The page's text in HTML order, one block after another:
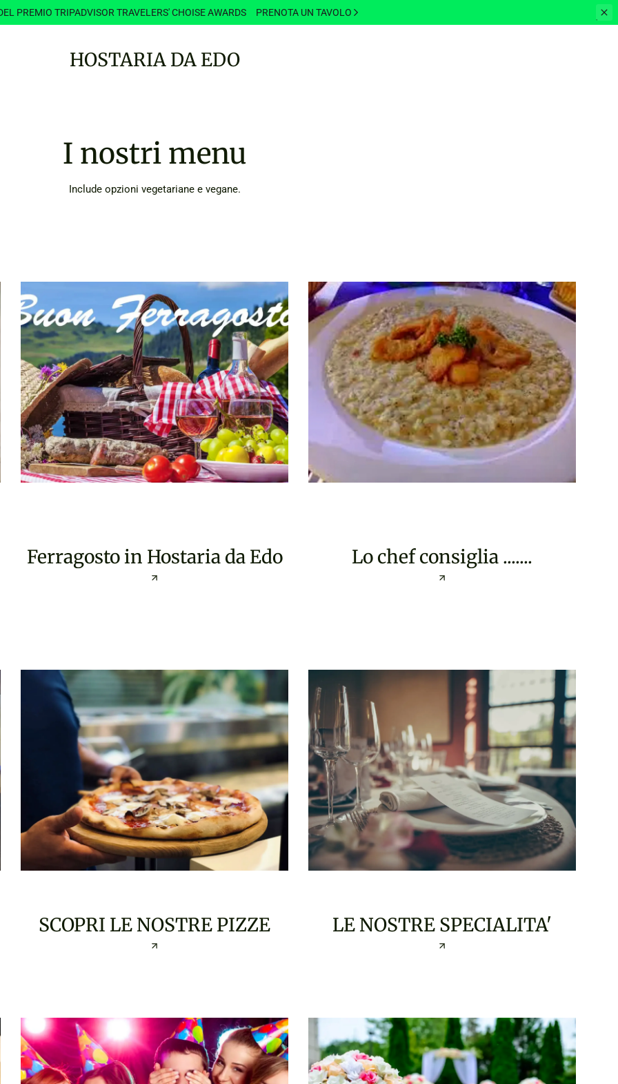
PREMIO TRIPADVISORTRAVELERS' CHOISE AWARDS PRENOTA UN TAVOLO
HOSTARIA DA EDO
I nostri menu
Include opzioni vegetariane e vegane.
Ferragosto in Hostaria da Edo Lo chef consiglia .......
SCOPRI LE NOSTRE PIZZE LE NOSTRE SPECIALITA'